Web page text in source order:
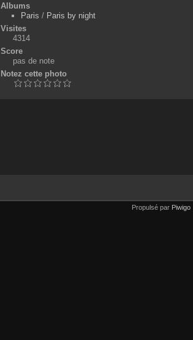
Albums
Paris / Paris by night
Visites
4314
Score
pas de note
Notez cette photo
Propulsé par Piwigo